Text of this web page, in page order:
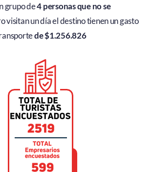
grupo de4 personas que no se
visitan un día el destino tienen un gasto
de $1.256.826